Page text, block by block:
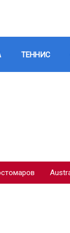
ТЕННИС